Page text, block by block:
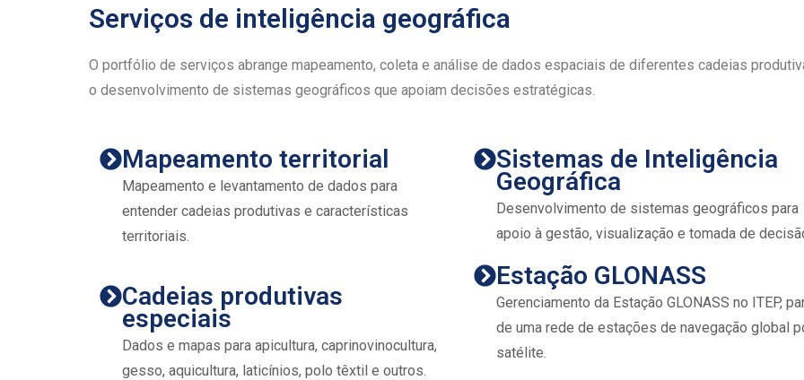
Serviços de inteligência geográfica
O portfólio de serviços abrange mapeamento, coleta e análise de dados espaciais de diferentes cadeias
o desenvolvimento de sistemas geográficos que apoiam decisões estratégicas.
Mapeamento territorial
Mapeamento e levantamento de dados para
entender cadeias produtivas e características
territoriais.
Cadeias produtivas
especiais
Dados e mapas para apicultura, caprinovinocultura,
gesso, aquicultura, laticínios, polo têxtil e outros.
Sistemas de Inteligência
Geográfica
Desenvolvimento de sistemas geográficos para
apoio à gestão, visualização e tomada de
Estação GLONASS
Gerenciamento da Estação GLONASS no ITEP,
de uma rede de estações de navegação global
satélite.